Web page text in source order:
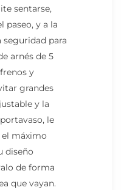
sentarse,
paseo, y a la
para
arnés de 5
y
grandes
y la
le
máximo
diseño
de forma
que vayan.